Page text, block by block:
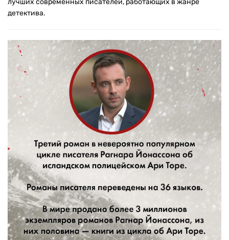
лучших современных писателей, работающих в жанре
детектива.